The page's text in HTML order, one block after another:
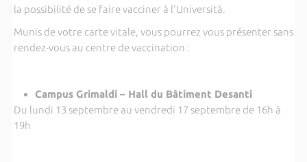
la possibilité de se faire vacciner à l'Università.
Munis de votre carte vitale, vous pourrez vous présenter sans
rendez-vous au centre de vaccination :
Campus Grimaldi – Hall du Bâtiment Desanti
Du lundi 13 septembre au vendredi 17 septembre de 16h à
19h